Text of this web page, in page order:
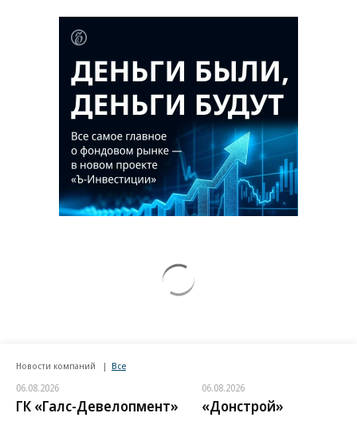
Новости партнеров
солдат
Путин озвучил итоговый план СВО
Зеленский неожиданно высказался о
возвращении Крыма
Заставим раскаяться: союзник России
дал грозное обещание